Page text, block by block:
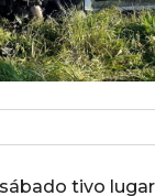
tivo